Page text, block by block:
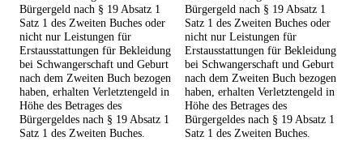
Bürgergeld nach § 19 Absatz 1
Satz 1 des Zweiten Buches oder
nicht nur Leistungen für
Erstausstattungen für Bekleidung
bei Schwangerschaft und Geburt
nach dem Zweiten Buch bezogen
haben, erhalten Verletztengeld in
Höhe des Betrages des
Bürgergeldes nach § 19 Absatz 1
Satz 1 des Zweiten Buches.
Bürgergeld nach § 19 Absatz 1
Satz 1 des Zweiten Buches oder
nicht nur Leistungen für
Erstausstattungen für Bekleidung
bei Schwangerschaft und Geburt
nach dem Zweiten Buch bezogen
haben, erhalten Verletztengeld in
Höhe des Betrages des
Bürgergeldes nach § 19 Absatz 1
Satz 1 des Zweiten Buches.